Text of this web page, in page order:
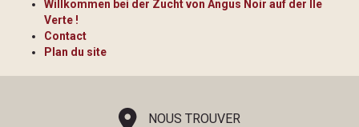
Willkommen bei der Zucht von Angus Noir auf der Ile
Verte !
Contact
Plan du site
NOUS TROUVER